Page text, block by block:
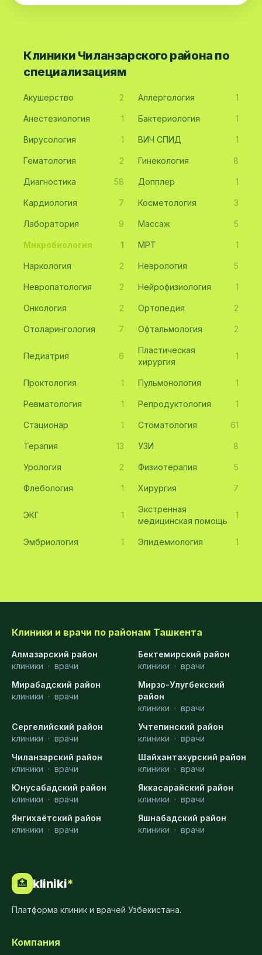
Клиники Чиланзарского района по
специализациям
Акушерство 2 Аллергология 1
Анестезиология 1 Бактериология 1
Вирусология 1 ВИЧ СПИД 1
Гематология 2 Гинекология 8
Диагностика 58 Допплер 1
Кардиология 7 Косметология 3
Лаборатория 9 Массаж 5
Микробиология 1 МРТ 1
Наркология 2 Неврология 5
Невропатология 2 Нейрофизиология 1
Онкология 2 Ортопедия 2
Отоларингология 7 Офтальмология 2
Педиатрия 6
Пластическая
хирургия
1
Проктология 1 Пульмонология 1
Ревматология 1 Репродуктология 1
Стационар 1 Стоматология 61
Терапия 13 УЗИ 8
Урология 2 Физиотерапия 5
Флебология 1 Хирургия 7
ЭКГ 1
Экстренная
медицинская помощь
1
Эмбриология 1 Эпидемиология 1
Клиники и врачи по районам Ташкента
Алмазарский район
клиники · врачи
Бектемирский район
клиники · врачи
Мирабадский район
клиники · врачи
Мирзо-Улугбекский
район
клиники · врачи
Сергелийский район
клиники · врачи
Учтепинский район
клиники · врачи
Чиланзарский район
клиники · врачи
Шайхантахурский район
клиники · врачи
Юнусабадский район
клиники · врачи
Яккасарайский район
клиники · врачи
Янгихаётский район
клиники · врачи
Яшнабадский район
клиники · врачи
🏥 kliniki*
Платформа клиник и врачей Узбекистана.
Компания